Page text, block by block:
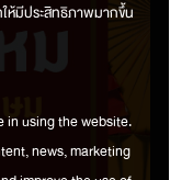
ห้มีประสิทธิภาพมากขึ้น
in using the website.
news, marketing